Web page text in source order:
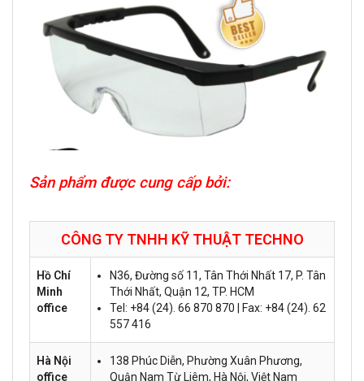
Sản phẩm được cung cấp bởi:
CÔNG TY TNHH KỸ THUẬT TECHNO
Hồ Chí
Minh
office
N36, Đường số 11, Tân Thới Nhất 17, P. Tân
Thới Nhất, Quận 12, TP. HCM
Tel: +84 (24). 66 870 870 | Fax: +84 (24). 62
557 416
Hà Nội
office
138 Phúc Diễn, Phường Xuân Phương,
Quận Nam Từ Liêm, Hà Nội, Việt Nam